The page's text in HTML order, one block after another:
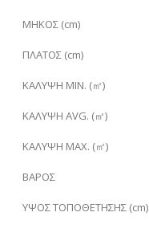
ΜΗΚΟΣ (cm)
ΠΛΑΤΟΣ (cm)
ΚΑΛΥΨΗ MIN. (㎡)
ΚΑΛΥΨΗ AVG. (㎡)
ΚΑΛΥΨΗ MAX. (㎡)
ΒΑΡΟΣ
ΥΨΟΣ ΤΟΠΟΘΕΤΗΣΗΣ (cm)